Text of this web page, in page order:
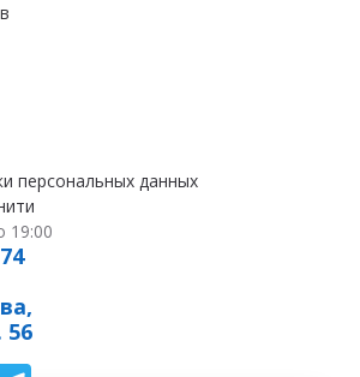
персональных данных
19:00